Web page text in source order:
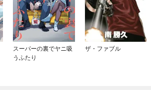
スーパーの裏でヤニ吸
うふたり
ザ・ファブル